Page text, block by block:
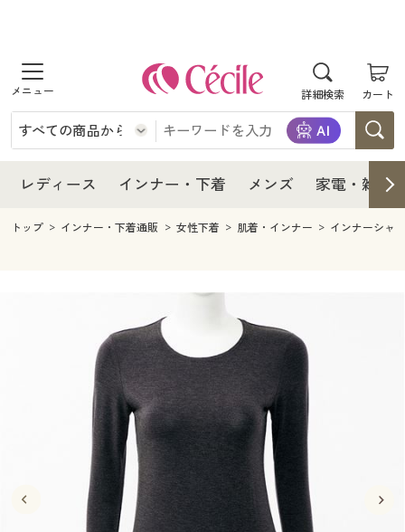
詳細検索 カート
商品を探す
レディース
レディースファッション
インナー・下着
インナー・下着通販すべて
ジュニア・ティーンズ下着
メンズ
メンズファッション
キッチン・雑貨・日用品
寝具・インテリア・家具
寝具・インテリア・家具通販すべて
寝具・ベッド
カーテン・ラグ・ファブリック
美容・健康
美容・健康通販すべて
美容・健康・サプリメント
制服・スクール
制服・スクールすべて
制服・学生服
大きいサイズ
大きいサイズ通販すべて
レディース インナー・下着 メンズ 家電・雑貨
レディース
レディース通販すべて
レディースファッション
インナー・下着
インナー・下着通販すべて
ジュニア・ティーンズ下着
メンズ
キッチン・雑貨・日用品
寝具・インテリア・家具通販すべて
寝具・ベッド
カーテン・ラグ・ファブリック
美容・健康通販すべて
美容・健康・サプリメント
制服・スクール
制服・スクールすべて
制服・学生服
ジュニア・ティーンズ下着
大きいサイズ
大きいサイズ通販すべて
大きいサイズ レディース服
バーゲンセール
トップ インナー・下着通販 女性下着 肌着・インナー インナーシャ